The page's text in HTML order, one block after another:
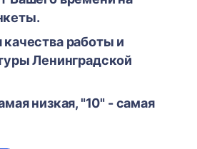
работы и
Ленинградской
низкая, "10" - самая